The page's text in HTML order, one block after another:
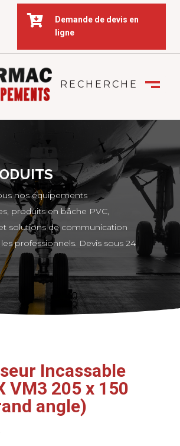

Demande de devis en
ligne
RECHERCHE
nos équipements
produits en bâche PVC,
solutions de communication
professionnels. Devis sous 24
Incassable
VM3 205 x 150
angle)